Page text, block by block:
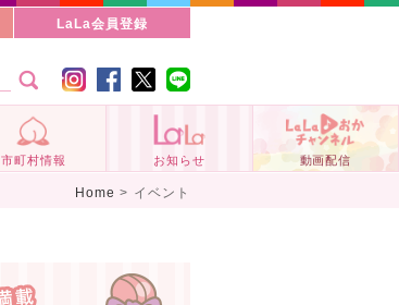
LaLa会員登録
市町村情報 お知らせ 動画配信
Home > イベント